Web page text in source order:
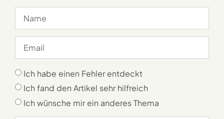
Ich habe einen Fehler entdeckt
Ich fand den Artikel sehr hilfreich
Ich wünsche mir ein anderes Thema